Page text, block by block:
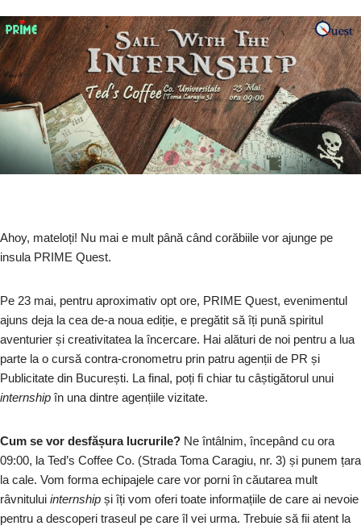
Ahoy, mateloți! Nu mai e mult până când corăbiile vor ajunge pe
insula PRIME Quest.
Pe 23 mai, pentru aproximativ opt ore, PRIME Quest, evenimentul
ajuns deja la cea de-a noua ediție, e pregătit să îți pună spiritul
aventurier și creativitatea la încercare. Hai alături de noi pentru a lua
parte la o cursă contra-cronometru prin patru agenții de PR și
Publicitate din București. La final, poți fi chiar tu câștigătorul unui
internship în una dintre agențiile vizitate.
Cum se vor desfășura lucrurile? Ne întâlnim, începând cu ora
09:00, la Ted’s Coffee Co. (Strada Toma Caragiu, nr. 3) și punem țara
la cale. Vom forma echipajele care vor porni în căutarea mult
râvnitului internship și îți vom oferi toate informațiile de care ai nevoie
pentru a descoperi traseul pe care îl vei urma. Trebuie să fii atent la